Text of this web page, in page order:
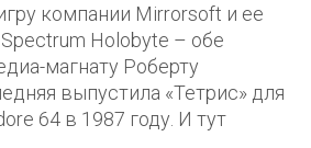
компании Mirrorsoft и ее
Holobyte – обе
магнату Роберту
выпустила «Тетрис» для
64 в 1987 году. И тут